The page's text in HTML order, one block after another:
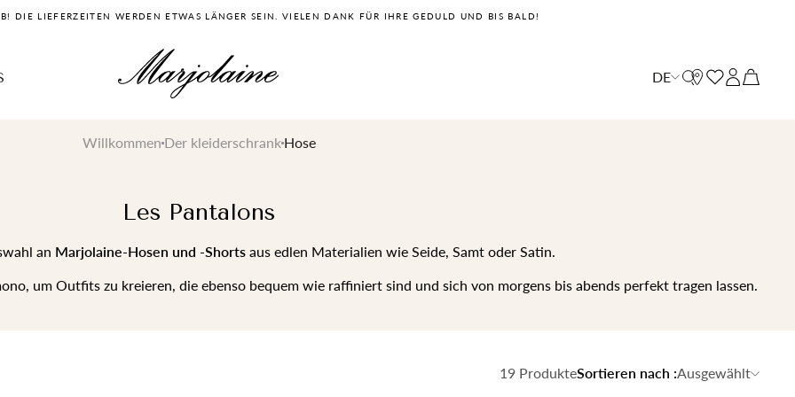
DIE LIEFERZEITEN WERDEN ETWAS LÄNGER SEIN. VIELEN DANK FÜR IHRE GEDULD UND BIS BALD!
NEUE KOLLEKTION
NEUE KOLLEKTION
DE
WillkommenDer kleiderschrankHose
Les Pantalons
an Marjolaine-Hosen und -Shortsaus edlen Materialien wie Seide, Samt oder Satin.
um Outfits zu kreieren, die ebenso bequem wie raffiniert sind und sich von morgens bis abends perfekt tragen lassen.
19 ProdukteSortieren nach :Ausgewählt